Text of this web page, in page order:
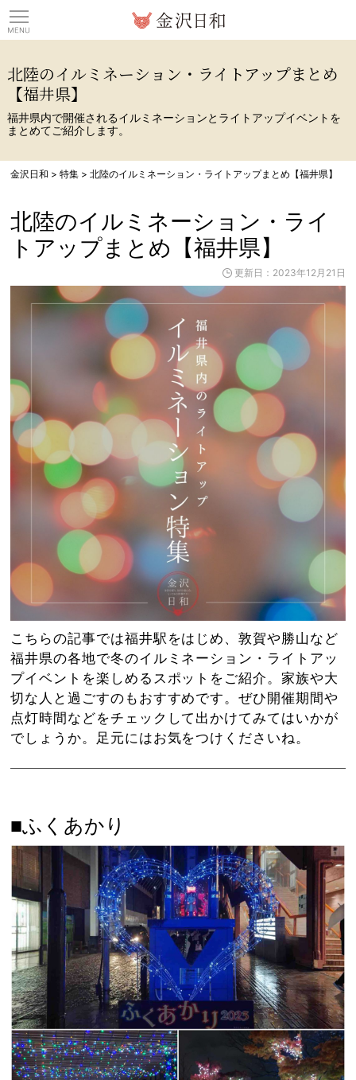
北陸のイルミネーション・ライトアップまとめ
【福井県】
福井県内で開催されるイルミネーションとライトアップイベントを
まとめてご紹介します。
金沢日和 >特集 >北陸のイルミネーション・ライトアップまとめ【福井県】
北陸のイルミネーション・ライ
トアップまとめ【福井県】
更新日：2023年12月21日
こちらの記事では福井駅をはじめ、敦賀や勝山など
福井県の各地で冬のイルミネーション・ライトアッ
プイベントを楽しめるスポットをご紹介。家族や大
切な人と過ごすのもおすすめです。ぜひ開催期間や
点灯時間などをチェックして出かけてみてはいかが
でしょうか。足元にはお気をつけくださいね。
■ふくあかり